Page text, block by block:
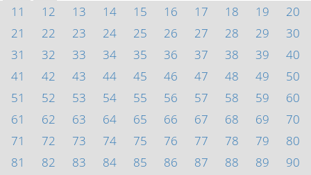
11
12 13 14 15 16 17 18 19
20
21
22 23 24 25 26 27 28 29
30
31
32 33 34 35 36 37 38 39
40
41
42 43 44 45 46 47 48 49
50
51
52 53 54 55 56 57 58 59
60
61
62 63 64 65 66 67 68 69
70
71
72 73 74 75 76 77 78 79
80
81
82 83 84 85 86 87 88 89
90